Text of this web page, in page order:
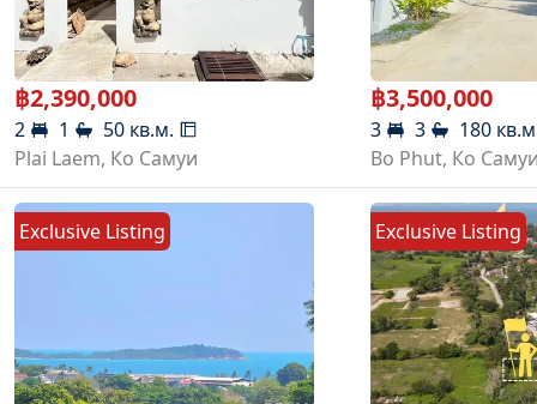
฿2,390,000
2 1 50 кв.м.
Plai Laem, Ко Самуи
฿3,500,000
3 3 180
Bo Phut, Ко
Exclusive Listing Exclusive Listing